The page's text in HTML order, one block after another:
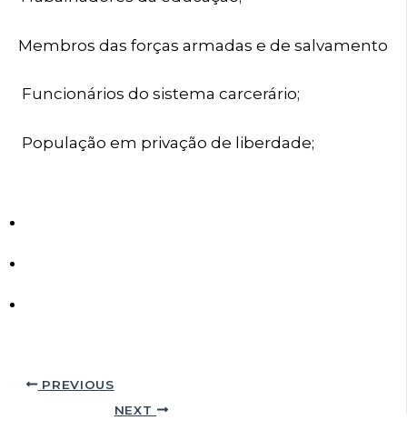
Membros das forças armadas e de salvamento
Funcionários do sistema carcerário;
População em privação de liberdade;
PREVIOUS
NEXT